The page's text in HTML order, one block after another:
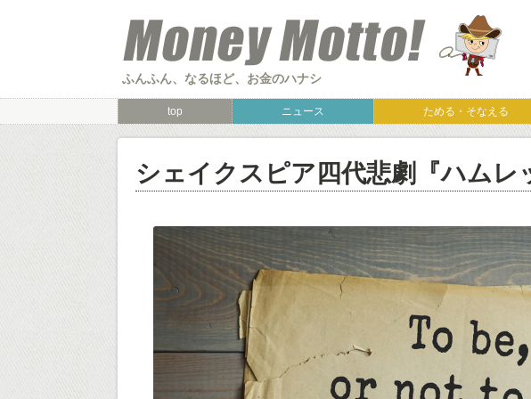
ふんふん、なるほど、お金のハナシ
top ニュース ためる・そなえる
シェイクスピア四代悲劇『ハムレ